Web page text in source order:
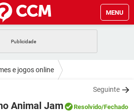
MENU
FACEBOOK
GMAIL
WHATSAPP
WHATSAPP
e jogos online
Seguinte
Animal Jam Resolvido/Fechado